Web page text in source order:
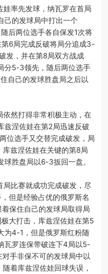
率先发球，纳瓦罗在首局
己的发球局中打出一个
后两位选手各自保发1次将
6局完成反破将局分追成3-
发，并在第8局双方战成
分5-3领先，随后两位选手
自己的发球胜盘局之后以
然打得非常积极主动，在
兹涅佐娃在第2局迅速反破
位选手又交替完成破发，局
兹涅佐娃在关键的第8局
胜盘局以6-3扳回一盘。
比赛就成功完成破发，尽
但是经验占优的俄罗斯名
保住自己的发球局取得局
大打击，库兹涅佐娃在第5
为4-1，但是俄罗斯红粉随
瓦罗连保带破连下4局以5-
手非保不可的发球局中以
着库兹涅佐娃回球失误，